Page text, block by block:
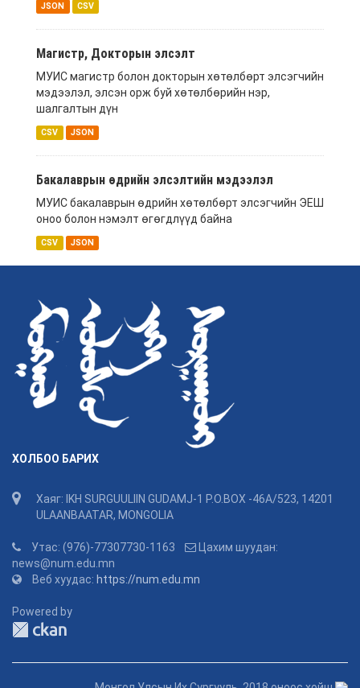
JSON CSV
Магистр, Докторын элсэлт
МУИС магистр болон докторын хөтөлбөрт элсэгчийн
мэдээлэл, элсэн орж буй хөтөлбөрийн нэр,
шалгалтын дүн
CSV JSON
Бакалаврын өдрийн элсэлтийн мэдээлэл
МУИС бакалаврын өдрийн хөтөлбөрт элсэгчийн ЭЕШ
оноо болон нэмэлт өгөгдлүүд байна
CSV JSON
ХОЛБОО БАРИХ
Хаяг: IKH SURGUULIIN GUDAMJ-1 P.O.BOX -46A/523, 14201
ULAANBAATAR, MONGOLIA
Утас: (976)-77307730-1163
Цахим шуудан:
news@num.edu.mn
Веб хуудас: https://num.edu.mn
Powered by